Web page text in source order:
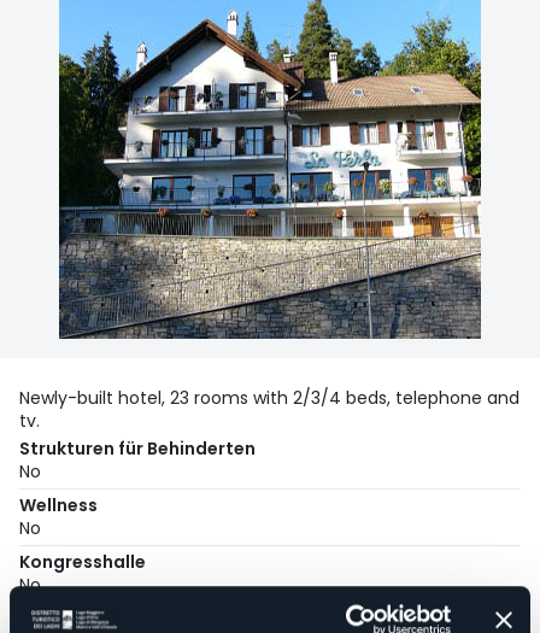
Newly-built hotel, 23 rooms with 2/3/4 beds, telephone and
tv.
Strukturen für Behinderten
No
Wellness
No
Kongresshalle
No
Hallenbad